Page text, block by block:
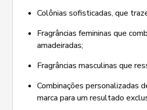
Colônias sofisticadas, que
Fragrâncias femininas que
amadeiradas;
Fragrâncias masculinas que
Combinações personalizadas
marca para um resultado